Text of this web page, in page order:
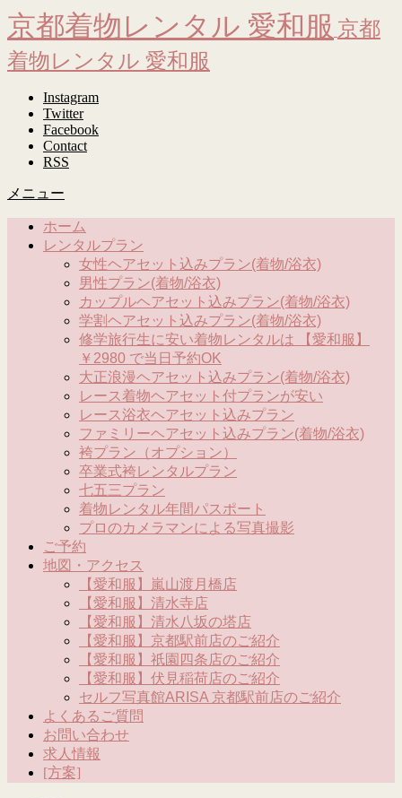
京都着物レンタル 愛和服 京都
着物レンタル 愛和服
Instagram
Twitter
Facebook
Contact
RSS
メニュー
ホーム
レンタルプラン
女性ヘアセット込みプラン(着物/浴衣)
男性プラン(着物/浴衣)
カップルヘアセット込みプラン(着物/浴衣)
学割ヘアセット込みプラン(着物/浴衣)
修学旅行生に安い着物レンタルは 【愛和服】
￥2980 で当日予約OK
大正浪漫ヘアセット込みプラン(着物/浴衣)
レース着物ヘアセット付プランが安い
レース浴衣ヘアセット込みプラン
ファミリーヘアセット込みプラン(着物/浴衣)
袴プラン（オプション）
卒業式袴レンタルプラン
七五三プラン
着物レンタル年間パスポート
プロのカメラマンによる写真撮影
ご予約
地図・アクセス
【愛和服】嵐山渡月橋店
【愛和服】清水寺店
【愛和服】清水八坂の塔店
【愛和服】京都駅前店のご紹介
【愛和服】祇園四条店のご紹介
【愛和服】伏見稲荷店のご紹介
セルフ写真館ARISA 京都駅前店のご紹介
よくあるご質問
お問い合わせ
求人情報
[方案]